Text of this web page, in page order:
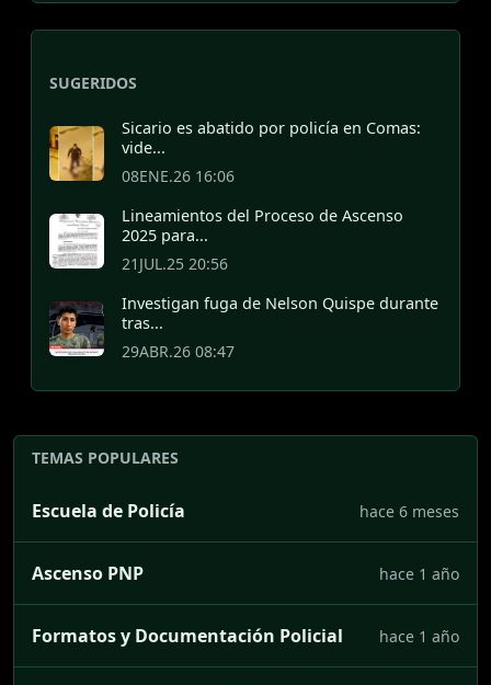
SUGERIDOS
Sicario es abatido por policía en Comas:
vide...
08ENE.26 16:06
Lineamientos del Proceso de Ascenso
2025 para...
21JUL.25 20:56
Investigan fuga de Nelson Quispe durante
tras...
29ABR.26 08:47
TEMAS POPULARES
Escuela de Policía hace 6 meses
Ascenso PNP hace 1 año
Formatos y Documentación Policial hace 1 año